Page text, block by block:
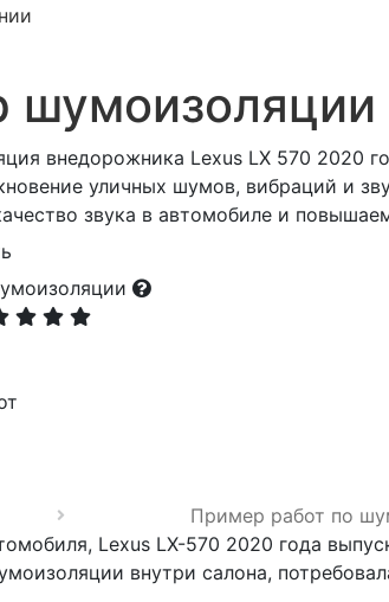
шумоизоляции
внедорожника Lexus LX 570 2020
уличных шумов, вибраций и
звука в автомобиле и
Пример работ по
Lexus LX-570 2020 года
внутри салона,